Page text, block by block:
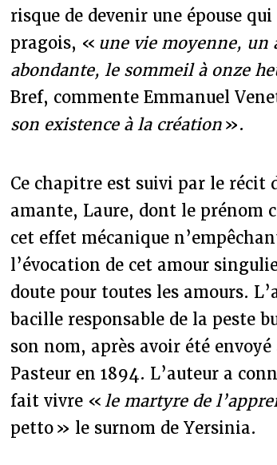
risque de devenir une épouse
pragois, « une vie moyenne,
abondante, le sommeil à onze
Bref, commente Emmanuel
son existence à la création».
Ce chapitre est suivi par le récit
amante, Laure, dont le prénom
cet effet mécanique
l’évocation de cet amour
doute pour toutes les amours.
bacille responsable de la peste
son nom, après avoir été
Pasteur en 1894. L’auteur a
fait vivre «le martyre de
petto » le surnom de Yersinia.